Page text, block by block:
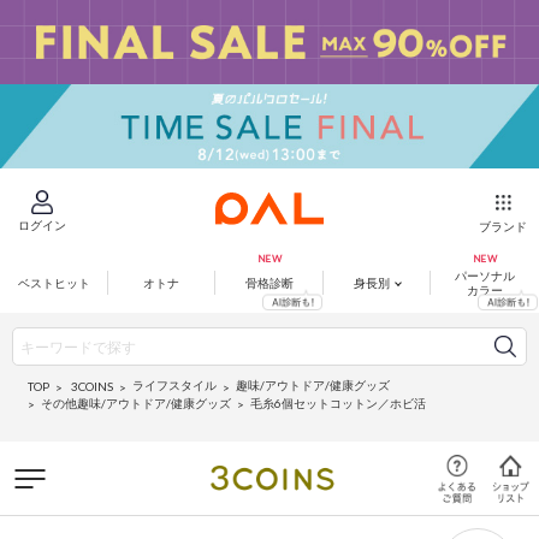
ログイン ブランド
ベストヒット オトナ 骨格診断 身長別
パーソナル
カラー
TOP 3COINS ライフスタイル
趣味/アウトドア/健康グッズ
その他趣味/アウトドア/健康グッズ
毛糸6個セットコットン／ホビ活